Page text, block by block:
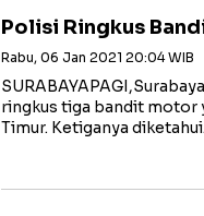
Polisi Ringkus
Rabu, 06 Jan 2021 20:04 WIB
ringkus tiga bandit motor
Timur. Ketiganya